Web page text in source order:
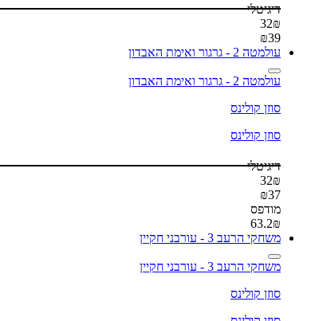
דיגיטלי
32₪
₪39
עולמטה 2 - גרגור ואימת האבדון
עולמטה 2 - גרגור ואימת האבדון
סוזן קולינס
סוזן קולינס
דיגיטלי
32₪
₪37
מודפס
63.2₪
משחקי הרעב 3 - עורבני חקיין
משחקי הרעב 3 - עורבני חקיין
סוזן קולינס